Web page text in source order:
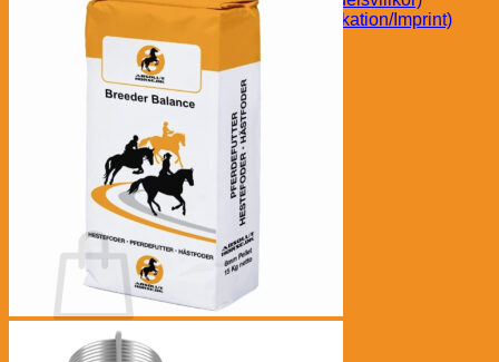
Impressum (Leverantörsidentifikation/Imprint)
Svensk
Tävlingens villkor Svensk
Avbryt köp
Kontakt Svensk
Om oss Svensk
0.00
0.00)
Varukorg
Inga produkter i varukorgen.